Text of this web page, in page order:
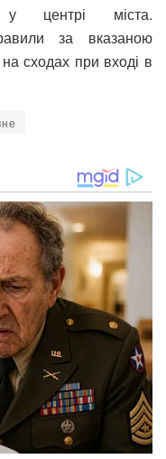
у центрі міста.
за вказаною
сходах при вході в